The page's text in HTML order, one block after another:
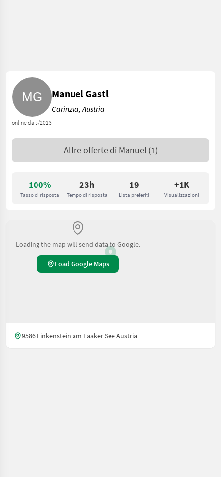
100%
Tasso di risposta
23h
Tempo di risposta
19
Lista preferiti
+1K
Visualizzazioni
online da 5/2013
Manuel Gastl
Carinzia, Austria
Altre offerte di Manuel (1)
Loading the map will send data to Google.
Load Google Maps
9586 Finkenstein am Faaker See Austria